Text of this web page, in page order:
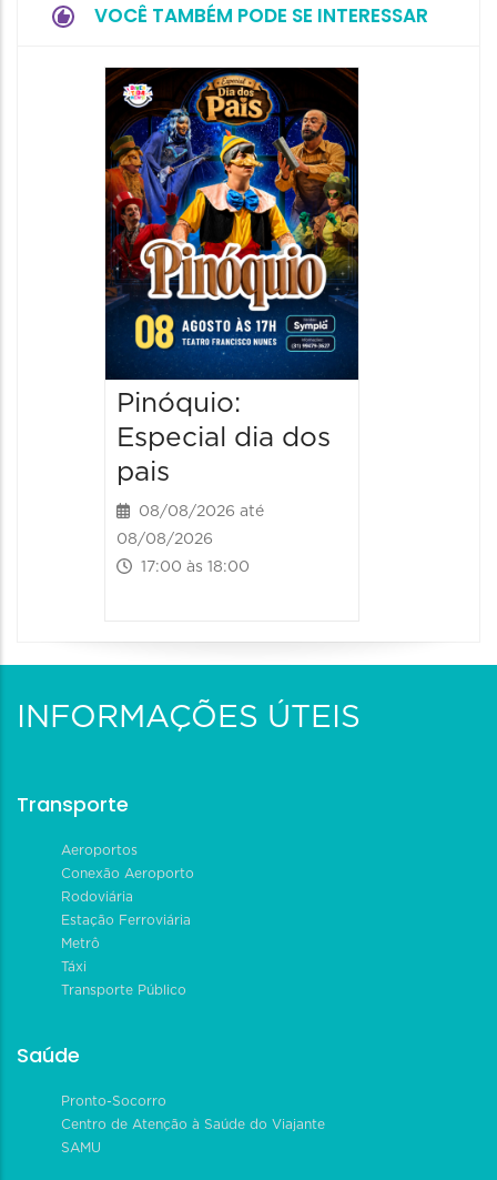
VOCÊ TAMBÉM PODE SE INTERESSAR
Pinóquio:
Especial dia dos
pais
08/08/2026 até
08/08/2026
17:00 às 18:00
INFORMAÇÕES ÚTEIS
Transporte
Aeroportos
Conexão Aeroporto
Rodoviária
Estação Ferroviária
Metrô
Táxi
Transporte Público
Saúde
Pronto-Socorro
Centro de Atenção à Saúde do Viajante
SAMU